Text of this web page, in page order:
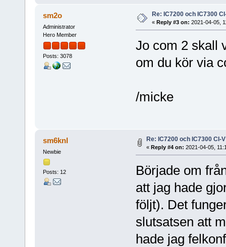
sm2o
Administrator
Hero Member
Posts: 3078
Re: IC7200 och IC7300
« Reply #3 on: 2021-04-05,
Jo com 2 skall
om du kör via
/micke
sm6knl
Newbie
Posts: 12
Re: IC7200 och IC7300 CI-
« Reply #4 on: 2021-04-05,
Började om
att jag hade
följt). Det
slutsatsen att
hade jag